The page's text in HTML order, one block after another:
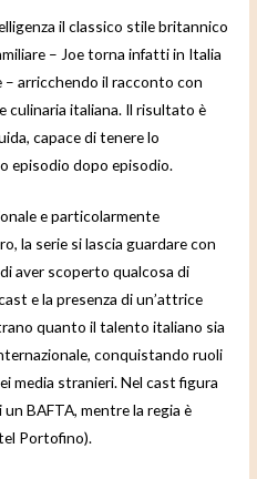
il classico stile britannico
– Joe torna infatti in Italia
– arricchendo il racconto con
culinaria italiana. Il risultato è
capace di tenere lo
episodio dopo episodio.
e particolarmente
la serie si lascia guardare con
aver scoperto qualcosa di
e la presenza di un’attrice
quanto il talento italiano sia
conquistando ruoli
media stranieri. Nel cast figura
BAFTA, mentre la regia è
Portofino).